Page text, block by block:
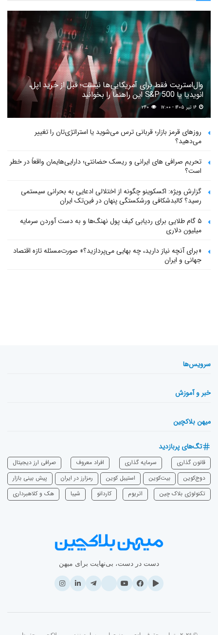
وال‌استریت فقط برای آمریکایی‌ها نیست؛ قبل از خرید اپل،
انویدیا یا S&P 500 این راهنما را بخوانید
۲۴۰
روزهای قرمز بازار؛ قربانی ترس می‌شوید یا استراتژی‌تان را تغییر
می‌دهید؟
تحریم صرافی های ایرانی و ریسک حضانتی؛ دارایی‌هایمان واقعاً در خطر
است؟
گزارش ویژه: اکسکوینو چگونه از اختلالی ادعایی به بحرانی سیستمی
رسید؟ کالبدشکافی ورشکستگی پنهان در فین‌تک ایران
۵ گام طلایی برای ردیابی کیف پول‌ نهنگ‌ها و به دست آوردن سرمایه
میلیون دلاری
«برای آنچه نیاز دارید، چه بهایی می‌پردازید؟» صورت‌مسئله تازه اقتصاد
جهانی و ایران
سرویس‌ها
خبر و آموزش
میهن بلاکچین
تگ‌های پربازدید
قانون گذاری سرمایه‌ گذاری افراد معروف
صرافی ارز دیجیتال
دوج‌کوین
بیت‌کوین استیبل کوین رمزارز در ایران
پیش بینی بازار
تکنولوژی بلاک چین
اتریوم ‌کاردانو شیبا هک و کلاهبرداری
دست در دست، بی‌نهایت برای میهن